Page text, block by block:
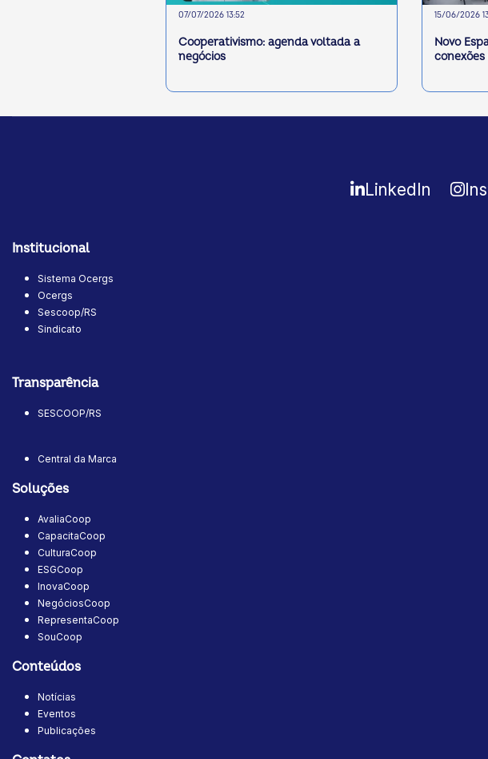
07/07/2026 13:52
Cooperativismo: agenda voltada a
negócios
15/06/2026
Novo
LinkedIn
Institucional
Sistema Ocergs
Ocergs
Sescoop/RS
Sindicato
Transparência
SESCOOP/RS
Central da Marca
Soluções
AvaliaCoop
CapacitaCoop
CulturaCoop
ESGCoop
InovaCoop
NegóciosCoop
RepresentaCoop
SouCoop
Conteúdos
Notícias
Eventos
Publicações